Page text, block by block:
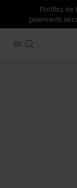
Profitez de
paiements
OUVRIR LE